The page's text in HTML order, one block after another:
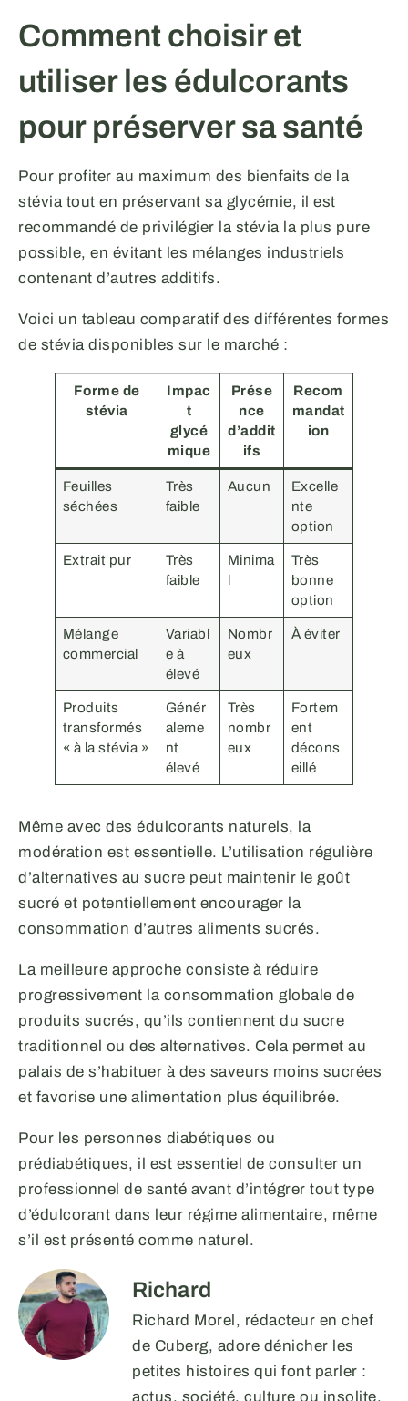
Comment choisir et
utiliser les édulcorants
pour préserver sa santé
Pour profiter au maximum des bienfaits de la
stévia tout en préservant sa glycémie, il est
recommandé de privilégier la stévia la plus pure
possible, en évitant les mélanges industriels
contenant d’autres additifs.
Voici un tableau comparatif des différentes formes
de stévia disponibles sur le marché :
Forme de
stévia
Impac
t
glycé
mique
Prése
nce
d’addit
ifs
Recom
mandat
ion
Feuilles
séchées
Très
faible
Aucun
Excelle
nte
option
Extrait pur
Très
faible
Minima
Très
bonne
option
Mélange
commercial
Variabl
e à
élevé
Nombr
eux
À éviter
Produits
transformés
« à la stévia »
Génér
aleme
nt
élevé
Très
nombr
eux
Fortem
ent
décons
eillé
Même avec des édulcorants naturels, la
modération est essentielle. L’utilisation régulière
d’alternatives au sucre peut maintenir le goût
sucré et potentiellement encourager la
consommation d’autres aliments sucrés.
La meilleure approche consiste à réduire
progressivement la consommation globale de
produits sucrés, qu’ils contiennent du sucre
traditionnel ou des alternatives. Cela permet au
palais de s’habituer à des saveurs moins sucrées
et favorise une alimentation plus équilibrée.
Pour les personnes diabétiques ou
prédiabétiques, il est essentiel de consulter un
professionnel de santé avant d’intégrer tout type
d’édulcorant dans leur régime alimentaire, même
s’il est présenté comme naturel.
Richard
Richard Morel, rédacteur en chef
de Cuberg, adore dénicher les
petites histoires qui font parler :
actus, société, culture ou insolite.